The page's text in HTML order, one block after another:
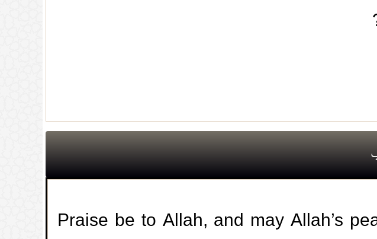
Praise be to Allah, and may Allah’s